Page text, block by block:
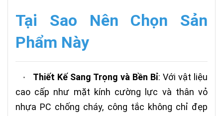
Tại Sao Nên Chọn Sản
Phẩm Này
• Thiết Kế Sang Trọng và Bền Bỉ: Với vật liệu
cao cấp như mặt kính cường lực và thân vỏ
nhựa PC chống cháy, công tắc không chỉ đẹp